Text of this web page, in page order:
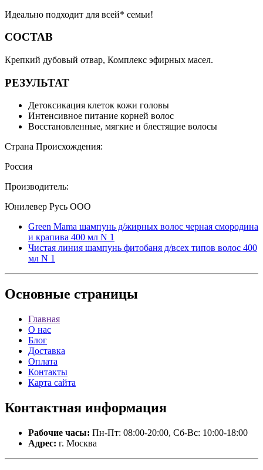
Идеально подходит для всей* семьи!
СОСТАВ
Крепкий дубовый отвар, Комплекс эфирных масел.
РЕЗУЛЬТАТ
Детоксикация клеток кожи головы
Интенсивное питание корней волос
Восстановленные, мягкие и блестящие волосы
Страна Происхождения:
Россия
Производитель:
Юнилевер Русь ООО
Green Mama шампунь д/жирных волос черная смородина
и крапива 400 мл N 1
Чистая линия шампунь фитобаня д/всех типов волос 400
мл N 1
Основные страницы
Главная
О нас
Блог
Доставка
Оплата
Контакты
Карта сайта
Контактная информация
Рабочие часы: Пн-Пт: 08:00-20:00, Сб-Вс: 10:00-18:00
Адрес: г. Москва